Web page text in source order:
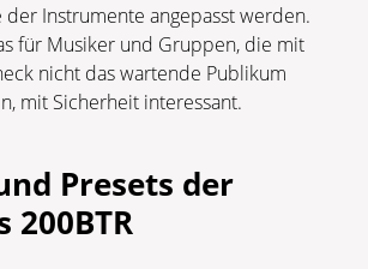
der Instrumente angepasst werden.
für Musiker und Gruppen, die mit
nicht das wartende Publikum
mit Sicherheit interessant.
Presets der
200BTR